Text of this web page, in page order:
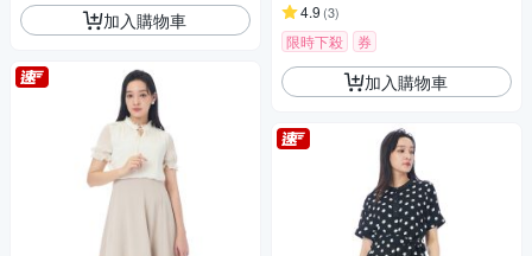
加入購物車 4.9 (3)
限時下殺 券
加入購物車